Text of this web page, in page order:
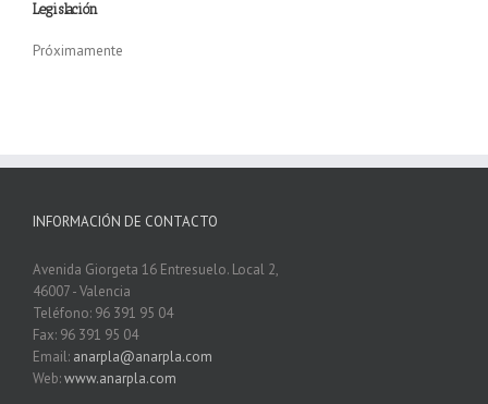
Legislación
Próximamente
INFORMACIÓN DE CONTACTO
Avenida Giorgeta 16 Entresuelo. Local 2,
46007 - Valencia
Teléfono: 96 391 95 04
Fax: 96 391 95 04
Email: anarpla@anarpla.com
Web:www.anarpla.com